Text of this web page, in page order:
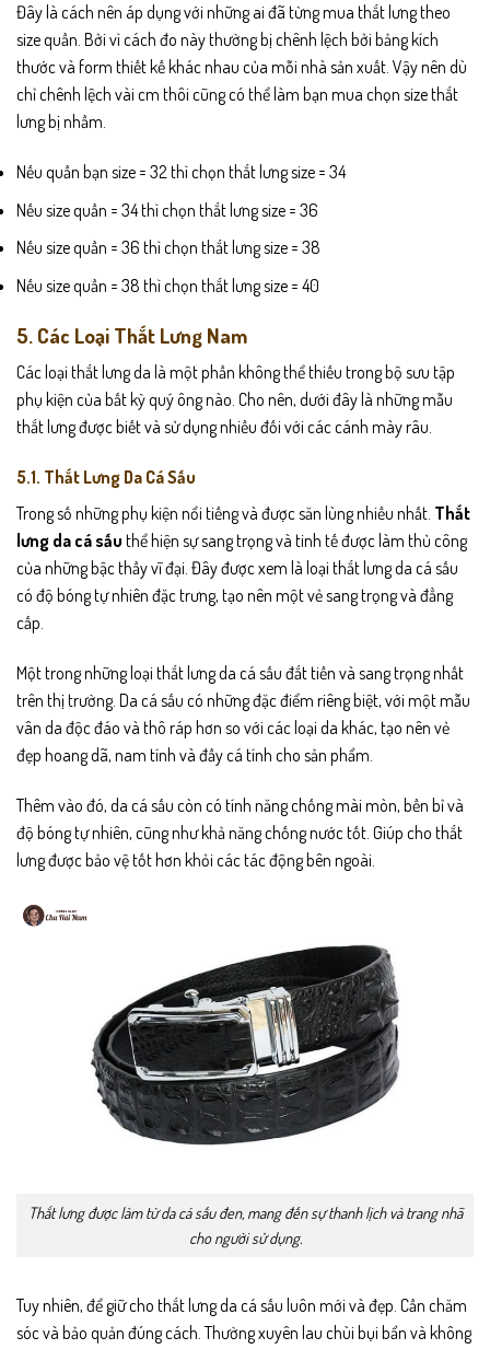
Đây là cách nên áp dụng với những ai đã từng mua thắt lưng theo
size quần. Bởi vì cách đo này thường bị chênh lệch bởi bảng kích
thước và form thiết kế khác nhau của mỗi nhà sản xuất. Vậy nên dù
chỉ chênh lệch vài cm thôi cũng có thể làm bạn mua chọn size thắt
lưng bị nhầm.
Nếu quần bạn size = 32 thì chọn thắt lưng size = 34
Nếu size quần = 34 thì chọn thắt lưng size = 36
Nếu size quần = 36 thì chọn thắt lưng size = 38
Nếu size quần = 38 thì chọn thắt lưng size = 40
5. Các Loại Thắt Lưng Nam
Các loại thắt lưng da là một phần không thể thiếu trong bộ sưu tập
phụ kiện của bất kỳ quý ông nào. Cho nên, dưới đây là những mẫu
thắt lưng được biết và sử dụng nhiều đối với các cánh mày râu.
5.1. Thắt Lưng Da Cá Sấu
Trong số những phụ kiện nổi tiếng và được săn lùng nhiều nhất. Thắt
lưng da cá sấu thể hiện sự sang trọng và tinh tế được làm thủ công
của những bậc thầy vĩ đại. Đây được xem là loại thắt lưng da cá sấu
có độ bóng tự nhiên đặc trưng, tạo nên một vẻ sang trọng và đẳng
cấp.
Một trong những loại thắt lưng da cá sấu đắt tiền và sang trọng nhất
trên thị trường. Da cá sấu có những đặc điểm riêng biệt, với một mẫu
vân da độc đáo và thô ráp hơn so với các loại da khác, tạo nên vẻ
đẹp hoang dã, nam tính và đầy cá tính cho sản phẩm.
Thêm vào đó, da cá sấu còn có tính năng chống mài mòn, bền bỉ và
độ bóng tự nhiên, cũng như khả năng chống nước tốt. Giúp cho thắt
lưng được bảo vệ tốt hơn khỏi các tác động bên ngoài.
Thắt lưng được làm từ da cá sấu đen, mang đến sự thanh lịch và trang nhã
cho người sử dụng.
Tuy nhiên, để giữ cho thắt lưng da cá sấu luôn mới và đẹp. Cần chăm
sóc và bảo quản đúng cách. Thường xuyên lau chùi bụi bẩn và không